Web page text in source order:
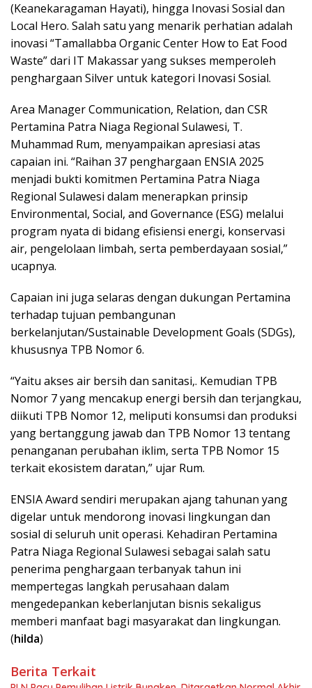
(Keanekaragaman Hayati), hingga Inovasi Sosial dan
Local Hero. Salah satu yang menarik perhatian adalah
inovasi “Tamallabba Organic Center How to Eat Food
Waste” dari IT Makassar yang sukses memperoleh
penghargaan Silver untuk kategori Inovasi Sosial.
Area Manager Communication, Relation, dan CSR
Pertamina Patra Niaga Regional Sulawesi, T.
Muhammad Rum, menyampaikan apresiasi atas
capaian ini. “Raihan 37 penghargaan ENSIA 2025
menjadi bukti komitmen Pertamina Patra Niaga
Regional Sulawesi dalam menerapkan prinsip
Environmental, Social, and Governance (ESG) melalui
program nyata di bidang efisiensi energi, konservasi
air, pengelolaan limbah, serta pemberdayaan sosial,”
ucapnya.
Capaian ini juga selaras dengan dukungan Pertamina
terhadap tujuan pembangunan
berkelanjutan/Sustainable Development Goals (SDGs),
khususnya TPB Nomor 6.
“Yaitu akses air bersih dan sanitasi,. Kemudian TPB
Nomor 7 yang mencakup energi bersih dan terjangkau,
diikuti TPB Nomor 12, meliputi konsumsi dan produksi
yang bertanggung jawab dan TPB Nomor 13 tentang
penanganan perubahan iklim, serta TPB Nomor 15
terkait ekosistem daratan,” ujar Rum.
ENSIA Award sendiri merupakan ajang tahunan yang
digelar untuk mendorong inovasi lingkungan dan
sosial di seluruh unit operasi. Kehadiran Pertamina
Patra Niaga Regional Sulawesi sebagai salah satu
penerima penghargaan terbanyak tahun ini
mempertegas langkah perusahaan dalam
mengedepankan keberlanjutan bisnis sekaligus
memberi manfaat bagi masyarakat dan lingkungan.
(hilda)
Berita Terkait